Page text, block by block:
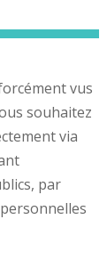
vus
souhaitez
via
par